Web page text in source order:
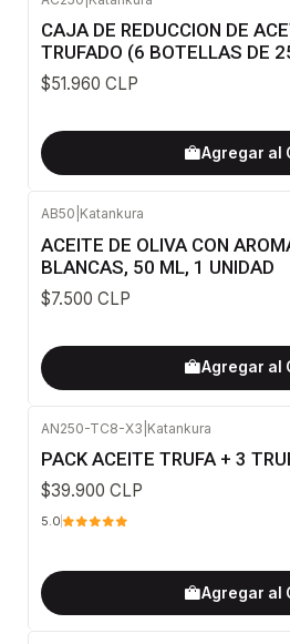
CAJA DE REDUCCION DE
TRUFADO (6 BOTELLAS DE
$51.960 CLP
Agregar al
AB50 Katankura
ACEITE DE OLIVA CON
BLANCAS, 50 ML, 1 UNIDAD
$7.500 CLP
Agregar al
AN250-TC8-X3 Katankura
PACK ACEITE TRUFA + 3
$39.900 CLP
5.0
Agregar al